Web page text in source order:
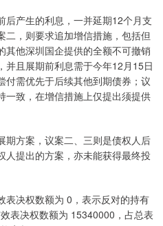
产生的利息，一并延期12个月支
二，则要求追加增信措施，包括但
其他深圳国企提供的全额不可撤销
并且展期前利息需于今年12月15日
付需优先于后续其他到期债券；议
一致，在增信措施上仅提出须提供
方案，议案二、三则是债权人后
人提出的方案，亦未能获得最终投
决权数额为 0，表示反对的持有
表决权数额为 15340000，占总表